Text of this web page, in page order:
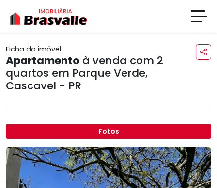
Ficha do imóvel
Apartamento à venda com 2
quartos em Parque Verde,
Cascavel - PR
Fotos